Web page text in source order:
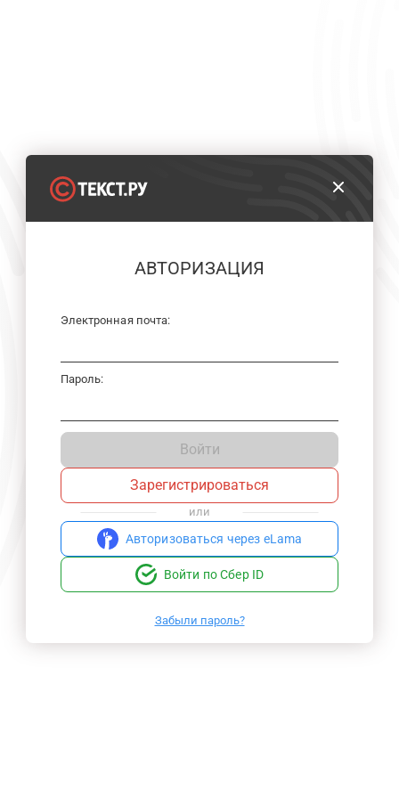
АВТОРИЗАЦИЯ
Электронная почта:
Пароль:
Войти
Зарегистрироваться
или
Авторизоваться через eLama
Войти по Сбер ID
Забыли пароль?